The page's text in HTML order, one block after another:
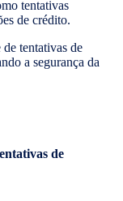
tentativas
de crédito.
tentativas de
a segurança da
de